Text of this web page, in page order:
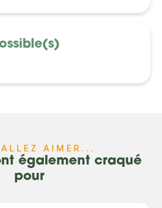
AIMER...
également craqué
pour